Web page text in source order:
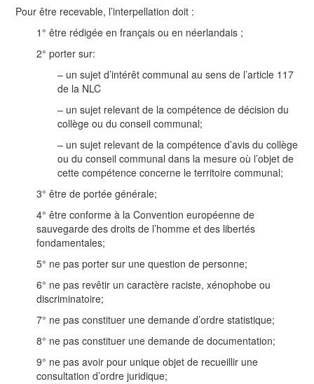
Pour être recevable, l’interpellation doit :
1° être rédigée en français ou en néerlandais ;
2° porter sur:
– un sujet d’intérêt communal au sens de l’article 117
de la NLC
– un sujet relevant de la compétence de décision du
collège ou du conseil communal;
– un sujet relevant de la compétence d’avis du collège
ou du conseil communal dans la mesure où l’objet de
cette compétence concerne le territoire communal;
3° être de portée générale;
4° être conforme à la Convention européenne de
sauvegarde des droits de l’homme et des libertés
fondamentales;
5° ne pas porter sur une question de personne;
6° ne pas revêtir un caractère raciste, xénophobe ou
discriminatoire;
7° ne pas constituer une demande d’ordre statistique;
8° ne pas constituer une demande de documentation;
9° ne pas avoir pour unique objet de recueillir une
consultation d’ordre juridique;